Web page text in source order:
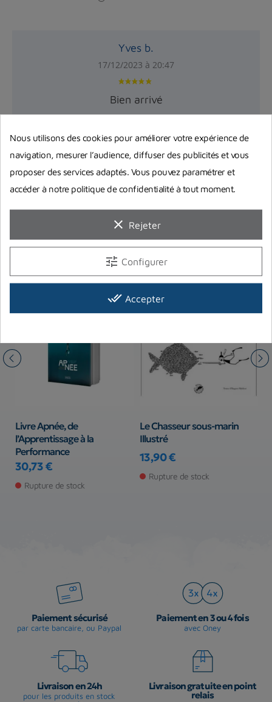
Yves b.
17/12/2023 à 20:47
Bien arrivé
Vous aimerez aussi
Livre Apnée, de
l’Apprentissage à la
Performance
Prix
30,73 €
Rupture de stock
Le Chasseur sous-marin
Illustré
Prix
13,90 €
Rupture de stock
Paiement sécurisé
par carte bancaire, ou Paypal
Paiement en 3 ou 4 fois
avec Oney
Livraison en 24h
pour les produits en stock
Livraison gratuite en point
relais
Nous utilisons des cookies pour améliorer votre expérience de
navigation, mesurer l’audience, diffuser des publicités et vous
proposer des services adaptés. Vous pouvez paramétrer et
accéder à notre politique de confidentialité à tout moment.
clear Rejeter
tune Configurer
done_all Accepter